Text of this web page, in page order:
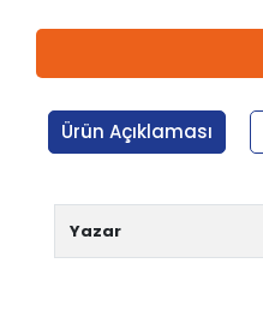
Ürün Açıklaması
Yazar